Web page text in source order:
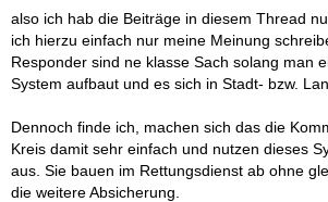
also ich hab die Beiträge in diesem Thread
ich hierzu einfach nur meine Meinung
Responder sind ne klasse Sach solang man
System aufbaut und es sich in Stadt- bzw.
Dennoch finde ich, machen sich das die
Kreis damit sehr einfach und nutzen dieses
aus. Sie bauen im Rettungsdienst ab ohne
die weitere Absicherung.